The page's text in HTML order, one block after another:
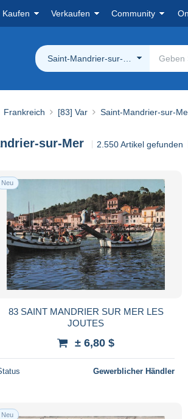
Kaufen Verkaufen Community
Saint-Mandrier-sur-Mer
Frankreich [83] Var Saint-Mandrier-sur-
sur-Mer 2.550 Artikel gefunden
Neu
83 SAINT MANDRIER SUR MER LES
JOUTES
± 6,80 $
Gewerblicher Händler
Neu